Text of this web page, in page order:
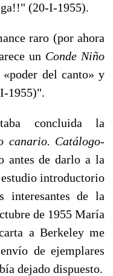
(20-I-1955).
raro (por ahora
un Conde Niño
del canto» y
1955)".
concluida la
canario. Catálogo-
antes de darlo a la
introductorio
interesantes de la
de 1955 Ma­ría
a Berkeley me
de ejem­plares
dejado dispuesto.